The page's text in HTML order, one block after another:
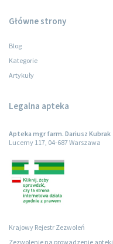
Główne strony
Blog
Kategorie
Artykuły
Legalna apteka
Apteka mgr farm. Dariusz Kubrak
Lucerny 117, 04-687 Warszawa
Krajowy Rejestr Zezwoleń
Zezwolenie na prowadzenie apteki